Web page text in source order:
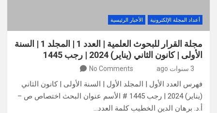
أعداد المجلة الإلكترونية الأخبار الرئيسية
مجلة القرار للبحوث العلمية | العدد 1 | المجلد 1 | السنة
الأولى | كانون الثاني (يناير) 2024 | رجب 1445
3 سنوات ago No Comments
فهرس العدد الأول | المجلد الأول | السنة الأولى | كانون الثاني
(يناير) 2024 | رجب 1445 # الأسم عنوان البحث اختصاص ص –
أ.د. برهان الدين الخطيب كلمة العدد…